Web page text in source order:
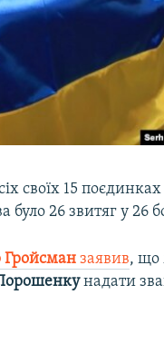
своїх 15
було 26 звитяг у 26
заявив, що
надати